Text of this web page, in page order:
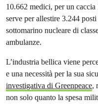
10.662 medici, per un caccia
serve per allestire 3.244
sottomarino nucleare di
ambulanze.
L’industria bellica viene
e una necessità per la sua
investigativa di Greenpeace,
non solo quanto la spesa